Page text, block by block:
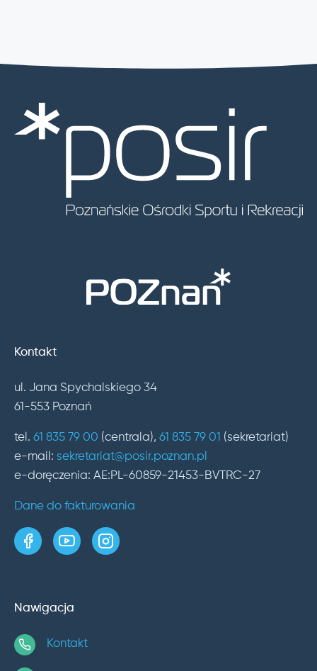
Kontakt
ul. Jana Spychalskiego 34
61-553 Poznań
tel. 61 835 79 00 (centrala), 61 835 79 01 (sekretariat)
e-mail: sekretariat@posir.poznan.pl
e-doręczenia: AE:PL-60859-21453-BVTRC-27
Dane do fakturowania
strona w serwisie Facebook
kanał w serwisie YouTube
profil w serwisie Instagram
Nawigacja
Kontakt